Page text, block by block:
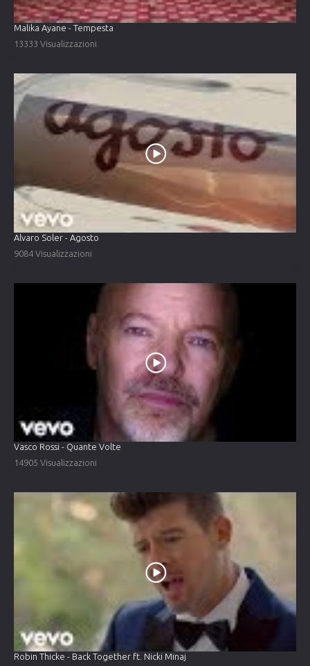
Malika Ayane - Tempesta
13333 Visualizzazioni
Alvaro Soler - Agosto
9084 Visualizzazioni
Vasco Rossi - Quante Volte
14905 Visualizzazioni
Robin Thicke - Back Together ft. Nicki Minaj